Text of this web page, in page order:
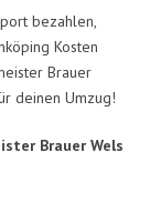
bezahlen,
Kosten
Brauer
deinen Umzug!
Brauer Wels